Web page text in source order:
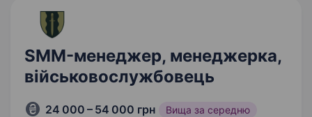
SMM-менеджер, менеджерка,
військовослужбовець
24 000 – 54 000 грн Вища за середню